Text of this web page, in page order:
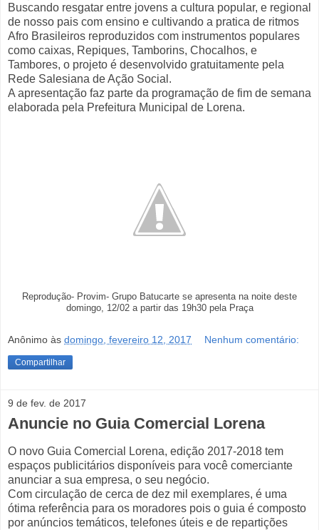
Buscando resgatar entre jovens a cultura popular, e regional
de nosso pais com ensino e cultivando a pratica de ritmos
Afro Brasileiros reproduzidos com instrumentos populares
como caixas, Repiques, Tamborins, Chocalhos, e
Tambores, o projeto é desenvolvido gratuitamente pela
Rede Salesiana de Ação Social.
A apresentação faz parte da programação de fim de semana
elaborada pela Prefeitura Municipal de Lorena.
Reprodução- Provim- Grupo Batucarte se apresenta na noite deste
domingo, 12/02 a partir das 19h30 pela Praça
Anônimo às domingo, fevereiro 12, 2017 Nenhum comentário:
Compartilhar
9 de fev. de 2017
Anuncie no Guia Comercial Lorena
O novo Guia Comercial Lorena, edição 2017-2018 tem
espaços publicitários disponíveis para você comerciante
anunciar a sua empresa, o seu negócio.
Com circulação de cerca de dez mil exemplares, é uma
ótima referência para os moradores pois o guia é composto
por anúncios temáticos, telefones úteis e de repartições